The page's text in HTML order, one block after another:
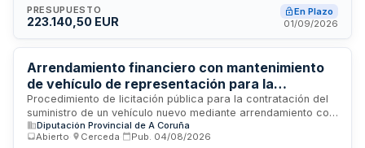
marcha de los equipos en los destinos especificados. Se
trata de un único objeto contractual sin división en lotes.
PRESUPUESTO
223.140,50 EUR
En Plazo
01/09/2026
Arrendamiento financiero con mantenimiento
de vehículo de representación para la
Presidencia de la Diputación Provincial de A
Coruña
Procedimiento de licitación pública para la contratación del
suministro de un vehículo nuevo mediante arrendamiento con
mantenimiento (renting) destinado al uso de representación
de la Presidencia de la Excma. Diputación Provincial de A
Diputación Provincial de A Coruña
Abierto
Cerceda Pub. 04/08/2026